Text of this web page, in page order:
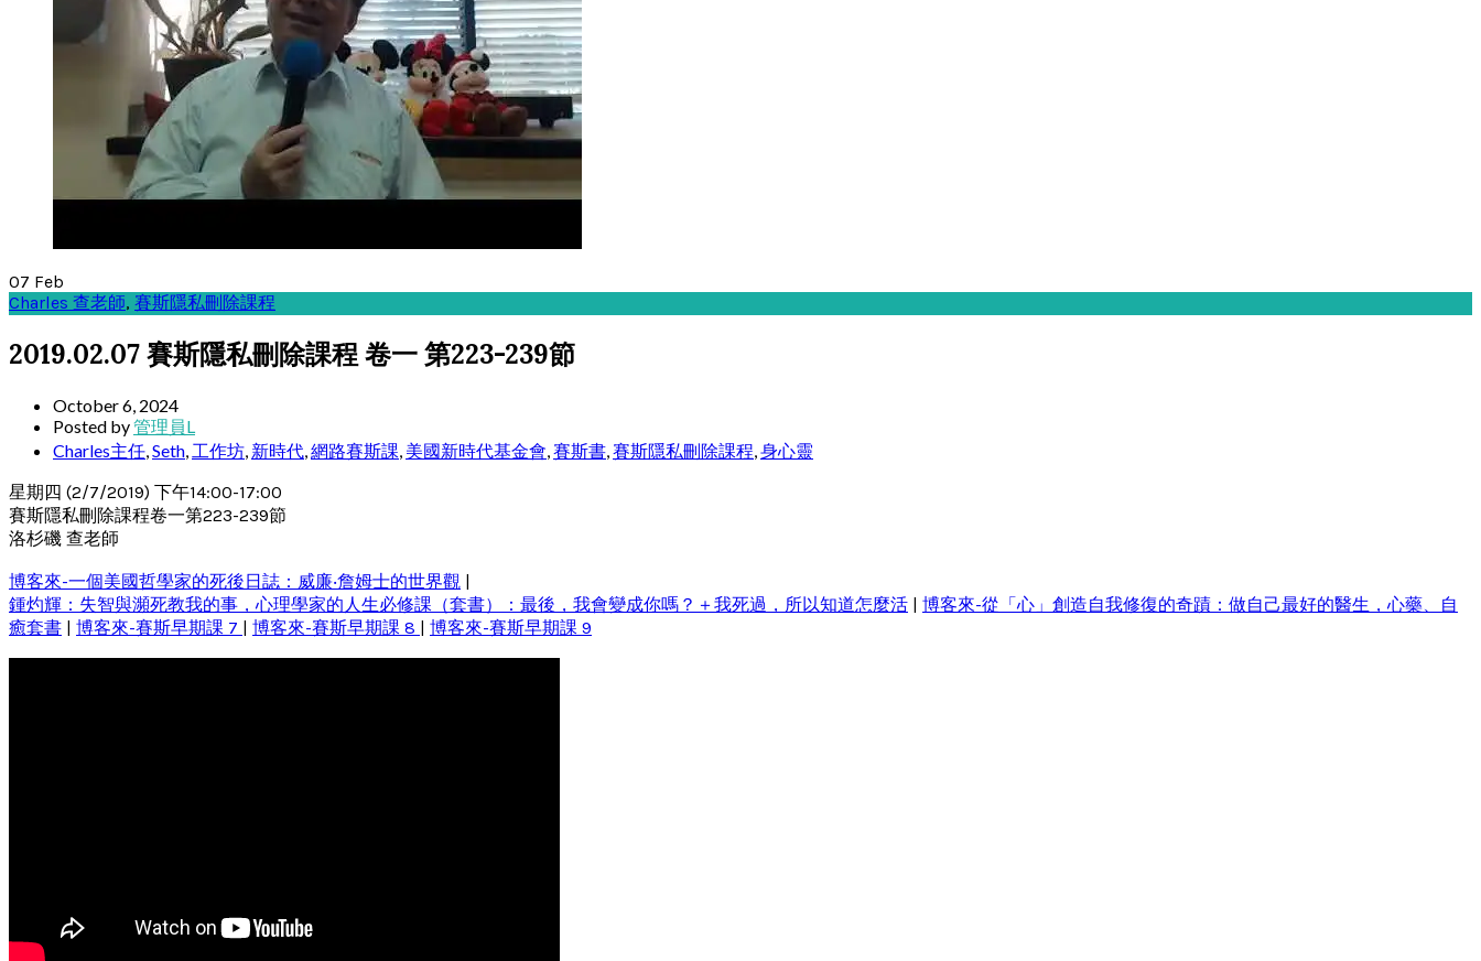
07 Feb
Charles 查老師, 賽斯隱私刪除課程
2019.02.07 賽斯隱私刪除課程 卷一 第223-239節
October 6, 2024
Posted by管理員L
Charles主任,Seth, 工作坊, 新時代,網路賽斯課, 美國新時代基金會,賽斯書,賽斯隱私刪除課程,身心靈
星期四 (2/7/2019) 下午14:00-17:00
賽斯隱私刪除課程卷一第223-239節
洛杉磯 查老師
博客來-一個美國哲學家的死後日誌：威廉‧詹姆士的世界觀
鍾灼輝：失智與瀕死教我的事，心理學家的人生必修課（套書）：最後，我會變成你嗎？＋我死過，所以知道怎麼活
博客來-從「心」創造自我修復的奇蹟：做自己最好的醫生，心藥、自
癒套書
博客來-賽斯早期課 7 博客來-賽斯早期課 8 博客來-賽斯早期課 9